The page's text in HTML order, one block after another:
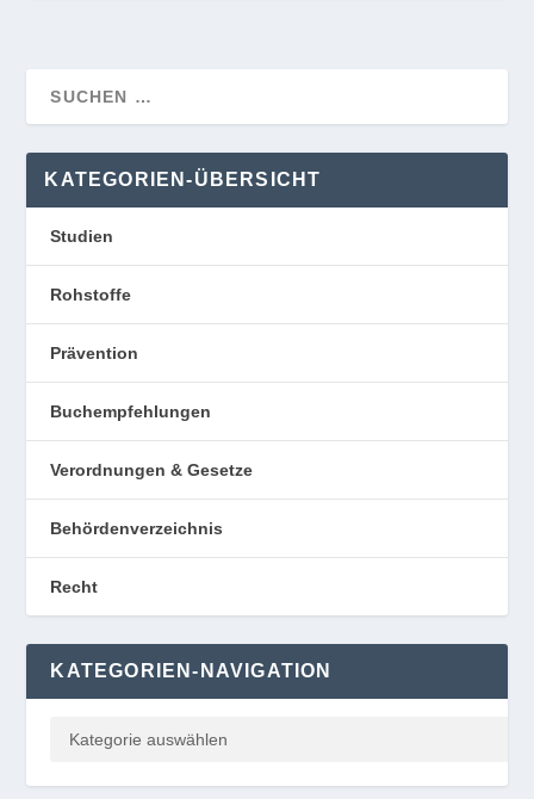
KATEGORIEN-ÜBERSICHT
Studien
Rohstoffe
Prävention
Buchempfehlungen
Verordnungen & Gesetze
Behördenverzeichnis
Recht
KATEGORIEN-NAVIGATION